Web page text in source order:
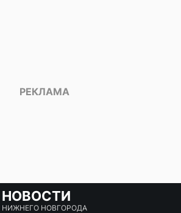
НОВОСТИ
НИЖНЕГО НОВГОРОДА